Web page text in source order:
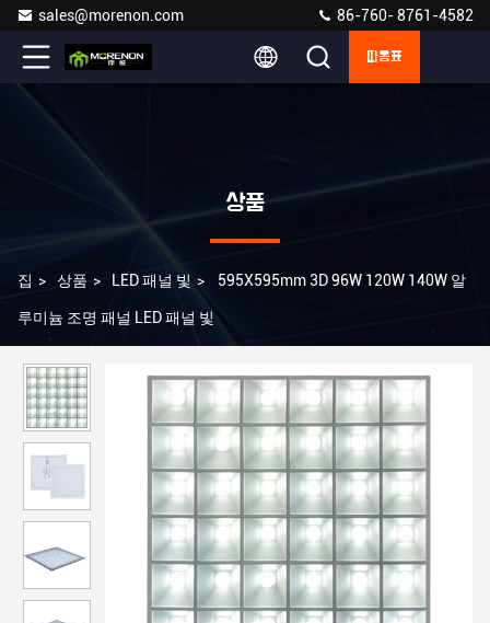
sales@morenon.com 86-760- 8761-4582
따옴표
상품
집 > 상품 > LED 패널 빛 > 595X595mm 3D 96W 120W 140W 알
루미늄 조명 패널 LED 패널 빛